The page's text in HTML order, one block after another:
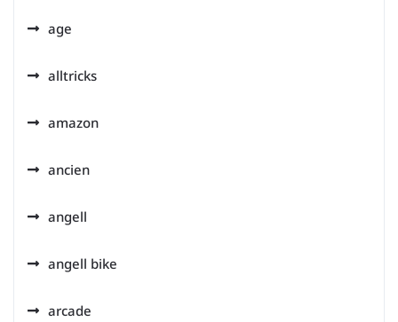
age
alltricks
amazon
ancien
angell
angell bike
arcade